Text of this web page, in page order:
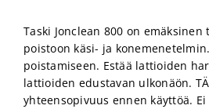
Taski Jonclean 800 on
poistoon käsi- ja
poistamiseen. Estää lattioiden
lattioiden edustavan ulkonäön.
yhteensopivuus ennen käyttöä.